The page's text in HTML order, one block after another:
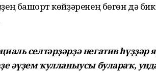
башҡорт көйҙәренең бөгөн дә
селтәрҙәрҙә негатив һүҙҙәр
әүҙем ҡулланыусы булараҡ,